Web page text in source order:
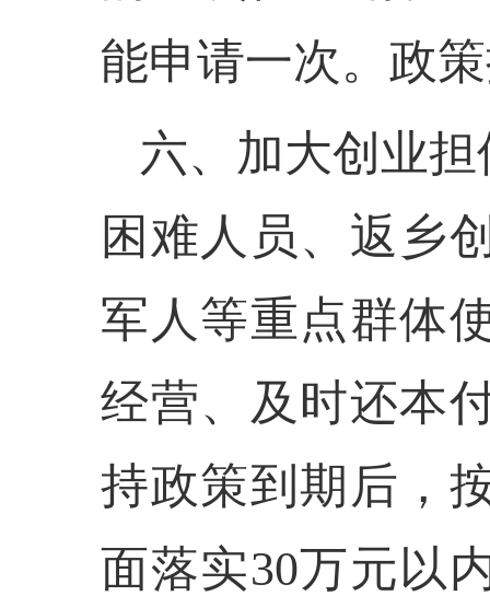
能申请一次。政
六、加大创业
困难人员、返乡
军人等重点群体
经营、及时还本
持政策到期后，
面落实30万元以